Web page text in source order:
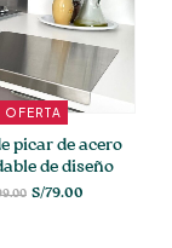
OFERTA
picar de acero
de diseño
El
S/79.00